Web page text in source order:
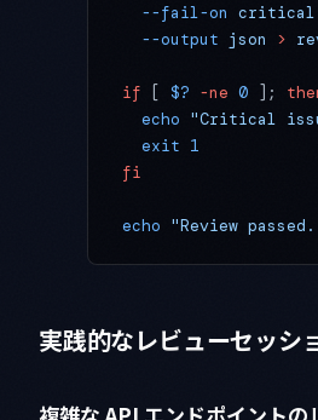
  --fail-on
critical
  --output
json >
if [ $? -ne 0 ];
  echo
"Critical
  exit
1
fi
echo "Review
実践的なレビューセッシ